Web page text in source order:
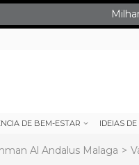
DE BEM-ESTAR IDEIAS
Al Andalus Malaga >